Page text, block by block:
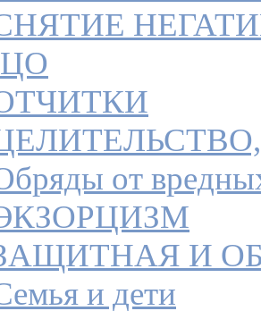
от
И
и дети